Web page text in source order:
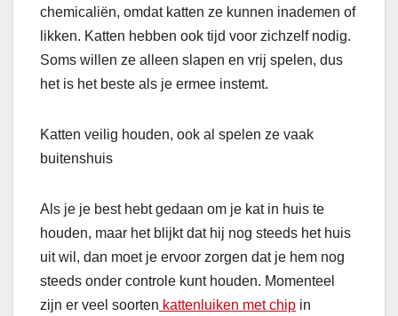
chemicaliën, omdat katten ze kunnen inademen of
likken. Katten hebben ook tijd voor zichzelf nodig.
Soms willen ze alleen slapen en vrij spelen, dus
het is het beste als je ermee instemt.
Katten veilig houden, ook al spelen ze vaak
buitenshuis
Als je je best hebt gedaan om je kat in huis te
houden, maar het blijkt dat hij nog steeds het huis
uit wil, dan moet je ervoor zorgen dat je hem nog
steeds onder controle kunt houden. Momenteel
zijn er veel soorten kattenluiken met chip in